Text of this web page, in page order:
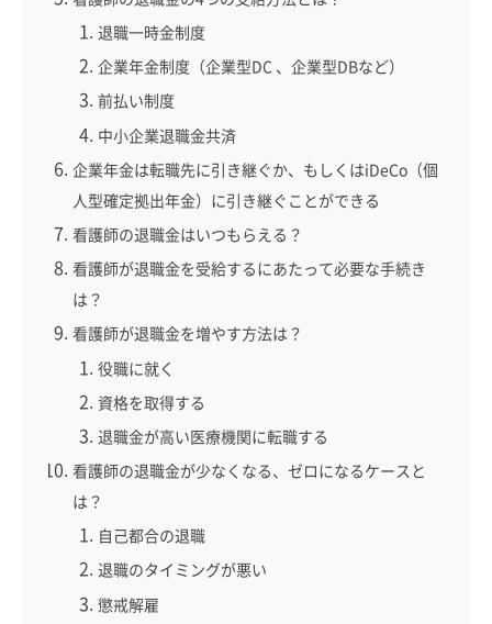
退職一時金制度
企業年金制度（企業型DC 、企業型DBなど）
前払い制度
中小企業退職金共済
企業年金は転職先に引き継ぐか、もしくはiDeCo（個
人型確定拠出年金）に引き継ぐことができる
看護師の退職金はいつもらえる？
看護師が退職金を受給するにあたって必要な手続き
は？
看護師が退職金を増やす方法は？
役職に就く
資格を取得する
退職金が高い医療機関に転職する
看護師の退職金が少なくなる、ゼロになるケースと
は？
自己都合の退職
退職のタイミングが悪い
懲戒解雇